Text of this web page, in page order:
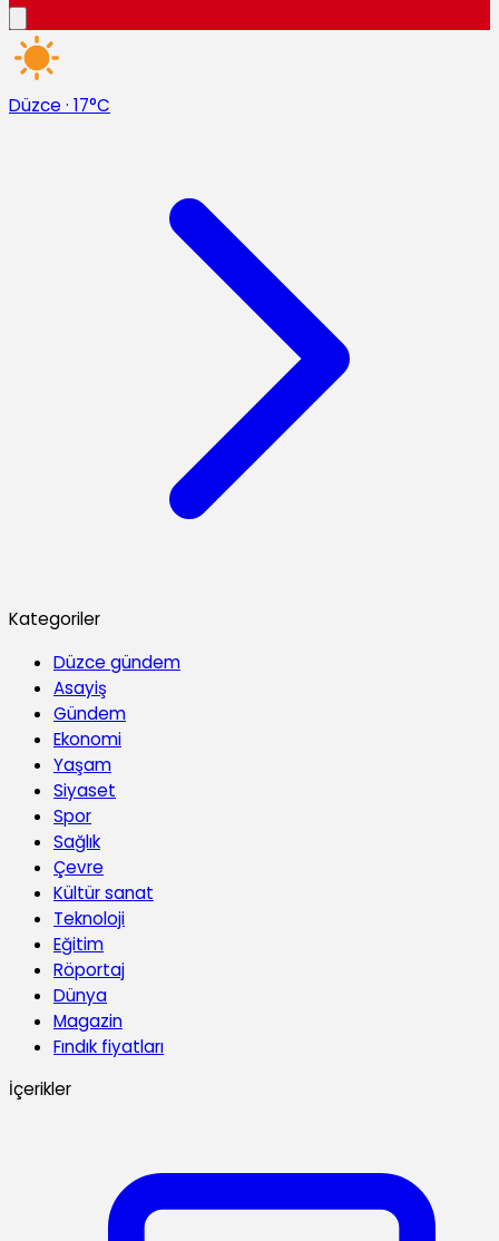
Düzce · 17°C
Kategoriler
Düzce gündem
Asayiş
Gündem
Ekonomi
Yaşam
Siyaset
Spor
Sağlık
Çevre
Kültür sanat
Teknoloji
Eğitim
Röportaj
Dünya
Magazin
Fındık fiyatları
İçerikler